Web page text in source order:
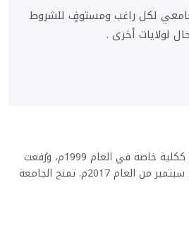
لكل راغب ومستوفٍ للشروط
لولايات أخرى .
تأسست جامعة النيل الأبيض ككلية خاصة في العام 1999م، ورُفعت
إلى جامعة النيل الأبيض في سبتمبر من العام 2017م. تمنح الجامعة